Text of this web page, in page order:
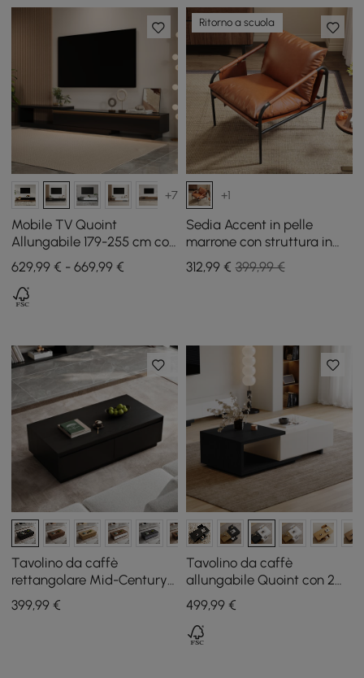
+7
Mobile TV Quoint
Allungabile 179-255 cm con
3 Cassetti e Illuminazione
LED
629,99 € - 669,99 €
Ritorno a scuola
+1
Sedia Accent in pelle
marrone con struttura in
metallo, set di 2
312,99€ 399,99 €
Tavolino da caffè
rettangolare Mid-Century
Fero 120 cm nero con 4
cassetti
399,99 €
Tavolino da caffè
allungabile Quoint con 2
cassetti, 120 - 175 cm
499,99€